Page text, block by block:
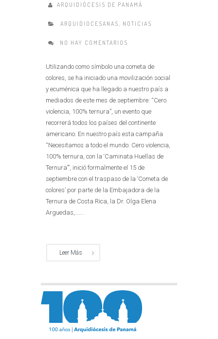
ARQUIDIÓCESIS DE PANAMÁ
ARQUIDIOCESANAS, NOTICIAS
NO HAY COMENTARIOS
Utilizando como símbolo una cometa de
colores, se ha iniciado una movilización social
y ecuménica que ha llegado a nuestro país a
mediados de este mes de septiembre: “Cero
violencia, 100% ternura”, un evento que
recorrerá todos los países del continente
americano. En nuestro país esta campaña
“Necesitamos a todo el mundo: Cero violencia,
100% ternura, con la ‘Caminata Huellas de
Ternura’”, inició formalmente el 15 de
septiembre con el traspaso de la ‘Cometa de
colores’ por parte de la Embajadora de la
Ternura de Costa Rica, la Dr. Olga Elena
Arguedas,......
Leer Más